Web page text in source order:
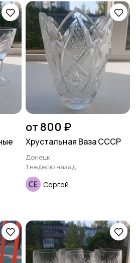
от 800 ₽
Хрустальная Ваза СССР
Донецк
1 неделю назад
Сергей